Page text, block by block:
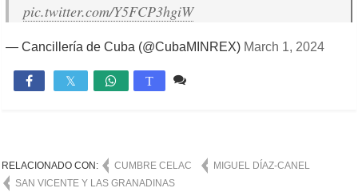
pic.twitter.com/Y5FCP3hgiW
— Cancillería de Cuba (@CubaMINREX) March 1, 2024
 T
RELACIONADO CON: CUMBRE CELAC
MIGUEL DÍAZ-CANEL
SAN VICENTE Y LAS GRANADINAS